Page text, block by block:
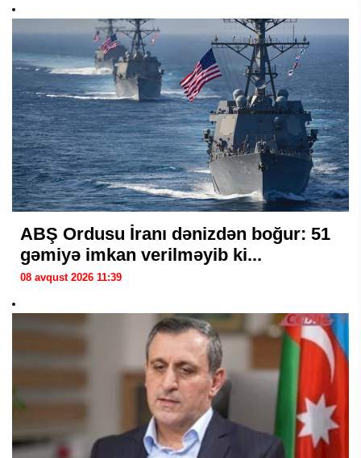
ABŞ Ordusu İranı dənizdən boğur: 51
gəmiyə imkan verilməyib ki...
08 avqust 2026 11:39